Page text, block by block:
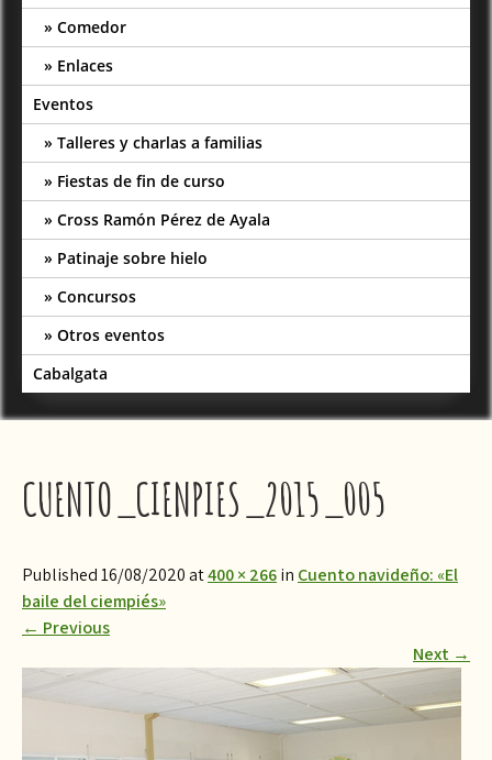
Comedor
Enlaces
Eventos
Talleres y charlas a familias
Fiestas de fin de curso
Cross Ramón Pérez de Ayala
Patinaje sobre hielo
Concursos
Otros eventos
Cabalgata
CUENTO_CIENPIES_2015_005
Published 16/08/2020 at400 × 266in Cuento navideño: «El
baile del ciempiés»
← Previous
Next →